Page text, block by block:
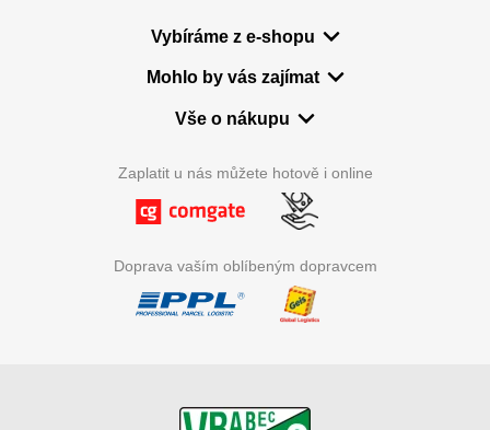
Vybíráme z e-shopu
Mohlo by vás zajímat
Vše o nákupu
Zaplatit u nás můžete hotově i online
Doprava vaším oblíbeným dopravcem